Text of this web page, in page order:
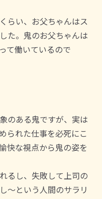
らい、お父ちゃんはス
た。鬼のお父ちゃんは
て働いているので
のある鬼ですが、実は
られた仕事を必死にこ
快な視点から鬼の姿を
るし、失敗して上司の
～という人間のサラリ